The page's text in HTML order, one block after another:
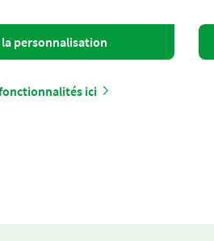
personnalisation
ici